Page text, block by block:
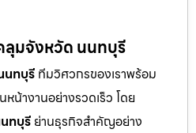
ลุมจังหวัด นนทบุรี
นทบุรีทีมวิศวกรของเราพร้อม
น้างานอย่างรวดเร็ว โดย
ทบุรี ย่านธุรกิจสำคัญอย่าง